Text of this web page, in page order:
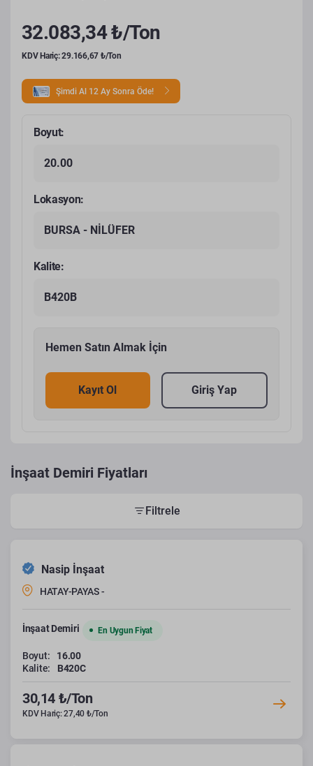
32.083,34 ₺/Ton
KDV Hariç: 29.166,67 ₺/Ton
Şimdi Al 12 Ay Sonra Öde!
Boyut:
20.00
Lokasyon:
BURSA - NİLÜFER
Kalite:
B420B
Hemen Satın Almak İçin
Kayıt Ol Giriş Yap
İnşaat Demiri Fiyatları
Filtrele
Nasip İnşaat
HATAY-PAYAS -
İnşaat Demiri En Uygun Fiyat
Boyut:
16.00
Kalite:
B420C
30,14 ₺/Ton
KDV Hariç: 27,40 ₺/Ton